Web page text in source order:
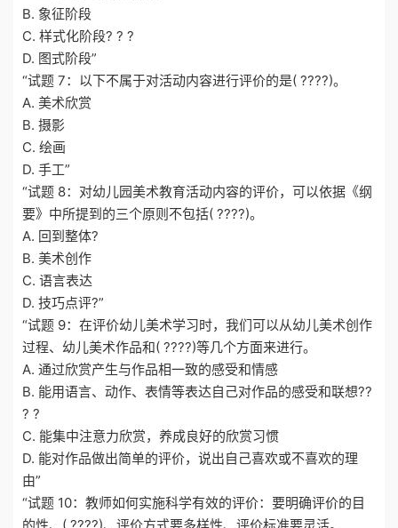
B. 象征阶段
C. 样式化阶段? ? ?
D. 图式阶段”
“试题 7：以下不属于对活动内容进行评价的是( ????)。
A. 美术欣赏
B. 摄影
C. 绘画
D. 手工”
“试题 8：对幼儿园美术教育活动内容的评价，可以依据《纲
要》中所提到的三个原则不包括( ????)。
A. 回到整体?
B. 美术创作
C. 语言表达
D. 技巧点评?”
“试题 9：在评价幼儿美术学习时，我们可以从幼儿美术创作
过程、幼儿美术作品和( ????)等几个方面来进行。
A. 通过欣赏产生与作品相一致的感受和情感
B. 能用语言、动作、表情等表达自己对作品的感受和联想??
? ?
C. 能集中注意力欣赏，养成良好的欣赏习惯
D. 能对作品做出简单的评价，说出自己喜欢或不喜欢的理
由”
“试题 10：教师如何实施科学有效的评价：要明确评价的目